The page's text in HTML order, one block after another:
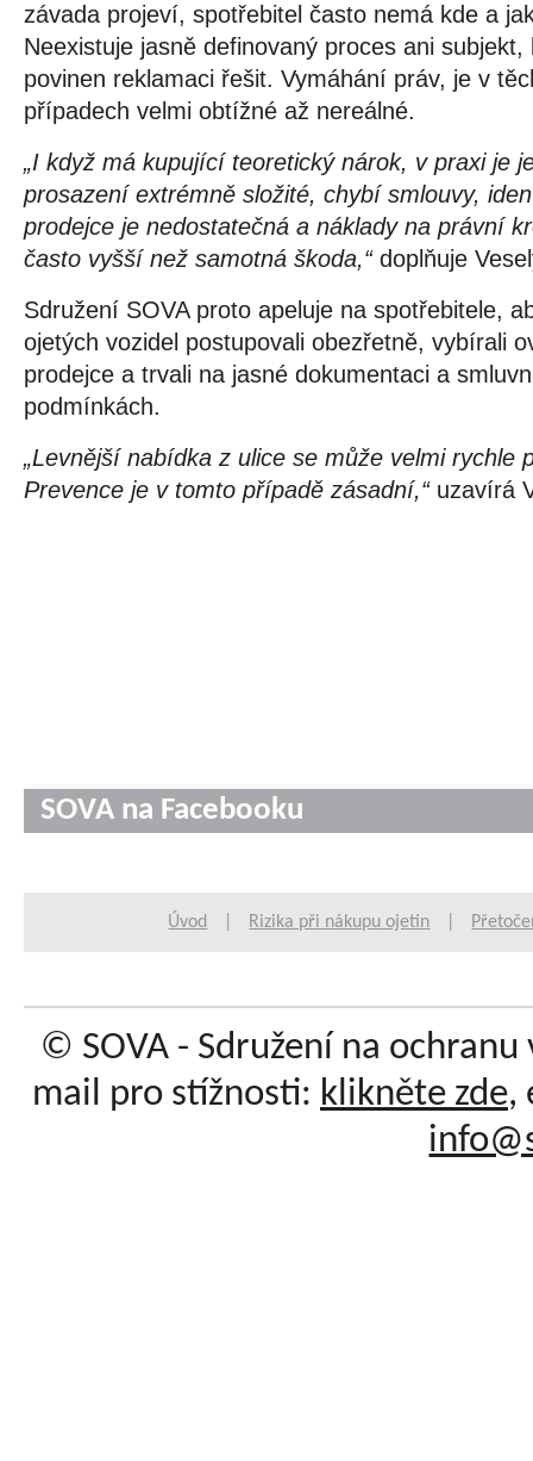
závada projeví, spotřebitel často nemá kde a
Neexistuje jasně definovaný proces ani subjekt,
povinen reklamaci řešit. Vymáhání práv, je v
případech velmi obtížné až nereálné.
„I když má kupující teoretický nárok, v praxi je
prosazení extrémně složité, chybí smlouvy,
prodejce je nedostatečná a náklady na právní
často vyšší než samotná škoda,“ doplňuje
Sdružení SOVA proto apeluje na spotřebitele,
ojetých vozidel postupovali obezřetně, vybírali
prodejce a trvali na jasné dokumentaci a
podmínkách.
„Levnější nabídka z ulice se může velmi rychle
Prevence je v tomto případě zásadní,“ uzavírá
SOVA na Facebooku
Úvod Rizika při nákupu ojetin
© SOVA - Sdružení na
mail pro stížnosti: klikněte zde,